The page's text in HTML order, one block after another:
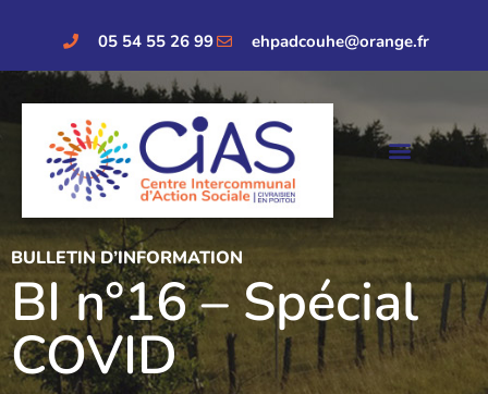
05 54 55 26 99 ehpadcouhe@orange.fr
BULLETIN D’INFORMATION
BI n°16 – Spécial
COVID